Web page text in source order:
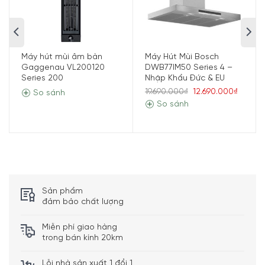
Tiện ích
suất hút mùi (tự động về mức 3 sau ~8
2 đèn LED chiếu sáng rõ ràng và tiết kiệm
với máy rửa bát
Kích thước –
Khối lượng
Cao 55-83 cm x Rộng 89,8 cm x Sâu 50 cm
Máy hút mùi âm bàn
Gaggenau VL200120
Series 200
So sánh
Máy Hút Mùi Bosch
DWB77IM50 Series 4 –
Nhập Khẩu Đức & EU
19.690.000₫ 12.690.000₫
So sánh
Sản phẩm
đảm bảo chất lượng
Miễn phí giao hàng
trong bán kính 20km